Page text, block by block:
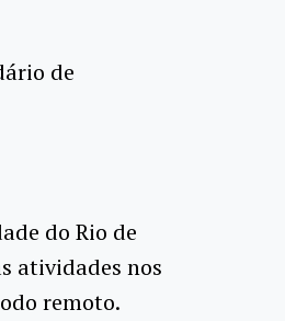
de
do Rio de
atividades nos
remoto.